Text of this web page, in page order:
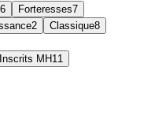
Forteresses7
2 Classique8
Inscrits MH11